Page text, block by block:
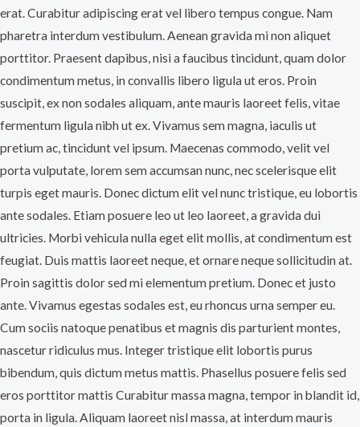
erat. Curabitur adipiscing erat vel libero tempus congue. Nam
pharetra interdum vestibulum. Aenean gravida mi non aliquet
porttitor. Praesent dapibus, nisi a faucibus tincidunt, quam dolor
condimentum metus, in convallis libero ligula ut eros. Proin
suscipit, ex non sodales aliquam, ante mauris laoreet felis, vitae
fermentum ligula nibh ut ex. Vivamus sem magna, iaculis ut
pretium ac, tincidunt vel ipsum. Maecenas commodo, velit vel
porta vulputate, lorem sem accumsan nunc, nec scelerisque elit
turpis eget mauris. Donec dictum elit vel nunc tristique, eu lobortis
ante sodales. Etiam posuere leo ut leo laoreet, a gravida dui
ultricies. Morbi vehicula nulla eget elit mollis, at condimentum est
feugiat. Duis mattis laoreet neque, et ornare neque sollicitudin at.
Proin sagittis dolor sed mi elementum pretium. Donec et justo
ante. Vivamus egestas sodales est, eu rhoncus urna semper eu.
Cum sociis natoque penatibus et magnis dis parturient montes,
nascetur ridiculus mus. Integer tristique elit lobortis purus
bibendum, quis dictum metus mattis. Phasellus posuere felis sed
eros porttitor mattis Curabitur massa magna, tempor in blandit id,
porta in ligula. Aliquam laoreet nisl massa, at interdum mauris